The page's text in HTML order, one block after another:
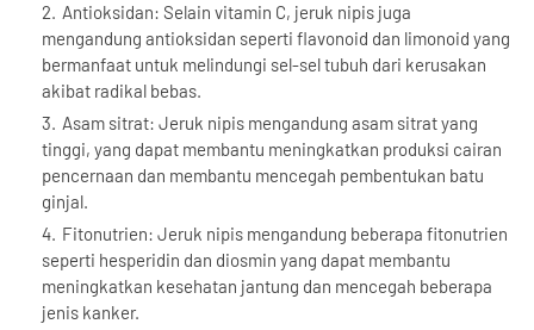
Antioksidan: Selain vitamin C, jeruk nipis juga
mengandung antioksidan seperti flavonoid dan limonoid yang
bermanfaat untuk melindungi sel-sel tubuh dari kerusakan
akibat radikal bebas.
Asam sitrat: Jeruk nipis mengandung asam sitrat yang
tinggi, yang dapat membantu meningkatkan produksi cairan
pencernaan dan membantu mencegah pembentukan batu
ginjal.
Fitonutrien: Jeruk nipis mengandung beberapa fitonutrien
seperti hesperidin dan diosmin yang dapat membantu
meningkatkan kesehatan jantung dan mencegah beberapa
jenis kanker.